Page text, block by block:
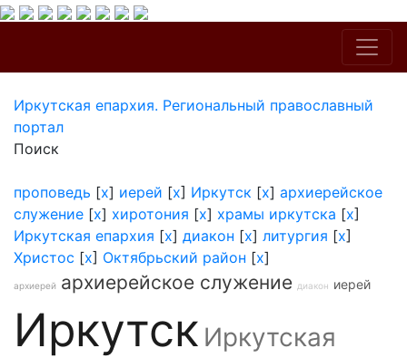
Иркутская епархия. Региональный православный
портал
Поиск
проповедь [x] иерей [x] Иркутск [x] архиерейское
служение [x] хиротония [x] храмы иркутска [x]
Иркутская епархия [x] диакон [x] литургия [x]
Христос [x] Октябрьский район [x]
архиерей архиерейское служение диакон иерей
Иркутск Иркутская